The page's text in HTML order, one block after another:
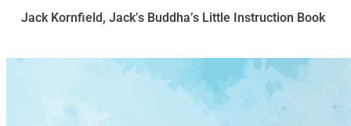
Jack Kornfield, Jack’s Buddha’s Little Instruction Book